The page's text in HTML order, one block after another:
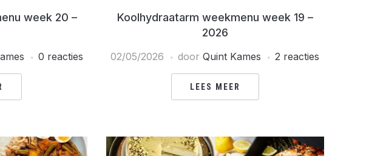
week 20 –
0 reacties
Koolhydraatarm weekmenu week 19 –
2026
02/05/2026 doorQuint Kames 2 reacties
LEES MEER